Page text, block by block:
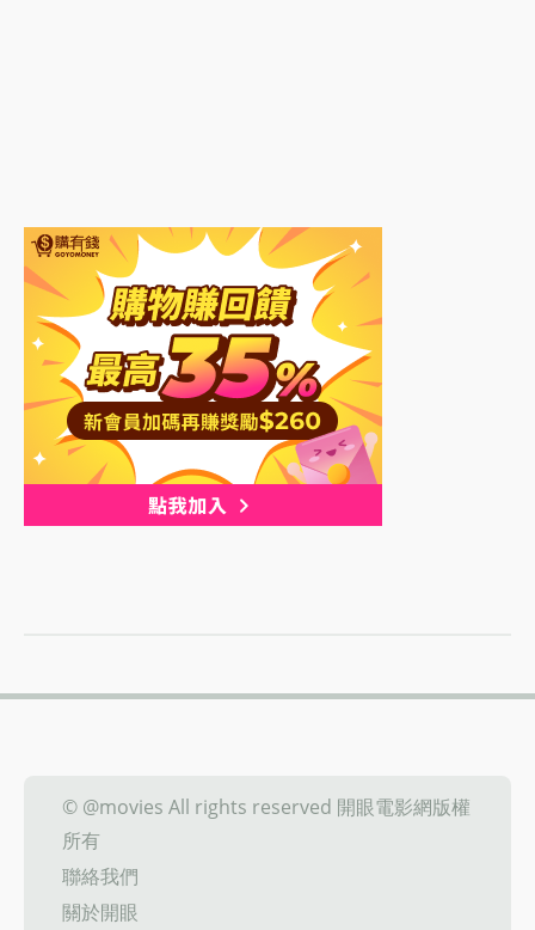
© @movies All rights reserved 開眼電影網版權
所有
聯絡我們
關於開眼